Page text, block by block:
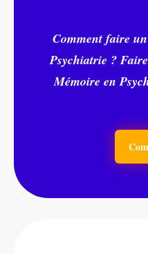
Comment faire
Psychiatrie ?
Mémoire en